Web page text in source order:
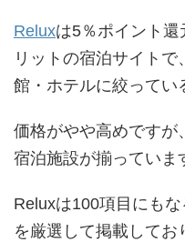
Reluxは5％ポイント還
リットの宿泊サイト
館・ホテルに絞ってい
価格がやや高めですが
宿泊施設が揃っていま
Reluxは100項目にも
を厳選して掲載して